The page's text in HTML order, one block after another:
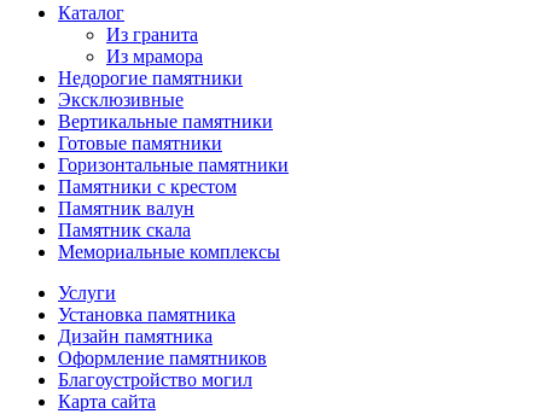
Каталог
Из гранита
Из мрамора
Недорогие памятники
Эксклюзивные
Вертикальные памятники
Готовые памятники
Горизонтальные памятники
Памятники с крестом
Памятник валун
Памятник скала
Мемориальные комплексы
Услуги
Установка памятника
Дизайн памятника
Оформление памятников
Благоустройство могил
Карта сайта